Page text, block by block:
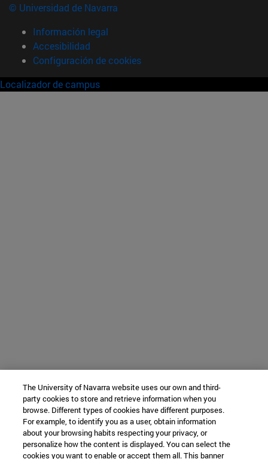
© Universidad de Navarra
Información legal
Accesibilidad
Configuración de cookies
Localizador de campus
The University of Navarra website uses our own and third-
party cookies to store and retrieve information when you
browse. Different types of cookies have different purposes.
For example, to identify you as a user, obtain information
about your browsing habits respecting your privacy, or
personalize how the content is displayed. You can select the
cookies you want to enable or accept them all. This banner